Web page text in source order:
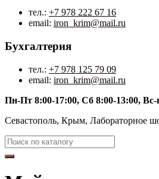
тел.: +7 978 222 67 16
email: iron_krim@mail.ru
Бухгалтерия
тел.: +7 978 125 79 09
email: iron_krim@mail.ru
Пн-Пт 8:00-17:00, Сб 8:00-13:00,
Севастополь, Крым, Лабораторное